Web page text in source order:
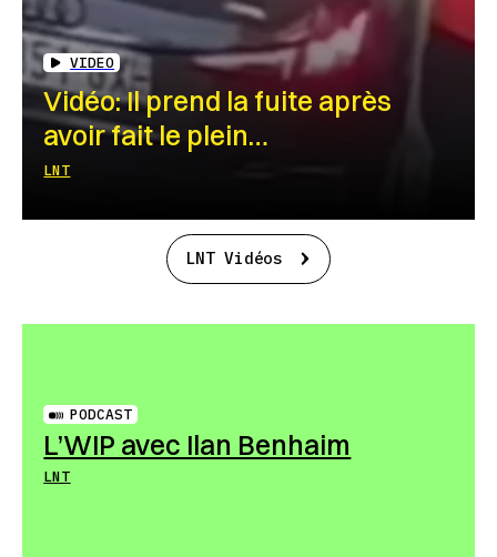
VIDEO
Vidéo: Il prend la fuite après
avoir fait le plein…
LNT
LNT Vidéos
PODCAST
L’WIP avec Ilan Benhaim
LNT